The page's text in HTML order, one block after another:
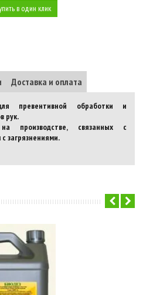
в один клик
Доставка и оплата
превентивной обработки и
рук.
производстве, связанных с
загрязнениями.